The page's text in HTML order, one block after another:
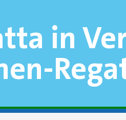
in